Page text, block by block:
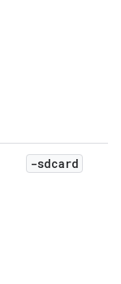
-sdcard